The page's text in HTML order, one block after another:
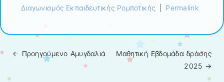
Διαγωνισμός Εκπαιδευτικής Ρομποτικής
Permalink
Πλοήγηση άρθρων
← Προηγούμενo Αμυγδαλιά
Μαθητική Εβδομάδα δράσης
2025 →